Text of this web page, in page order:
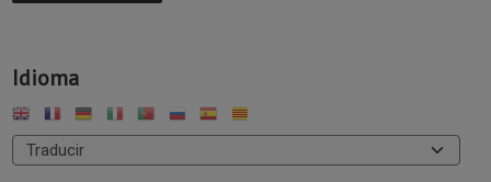
Idioma